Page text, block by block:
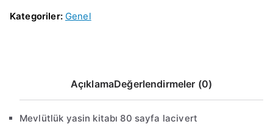
Kategoriler: Genel
AçıklamaDeğerlendirmeler (0)
Mevlütlük yasin kitabı 80 sayfa lacivert